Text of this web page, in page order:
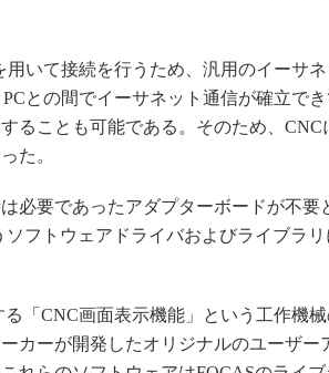
いて接続を行うため、汎用のイーサ
との間でイーサネット通信が確立で
ることも可能である。そのため、CNC
た。
必要であったアダプターボードが不要
ソフトウェアドライバおよびライブラ
「CNC画面表示機能」という工作機械
カーが開発したオリジナルのユーザー